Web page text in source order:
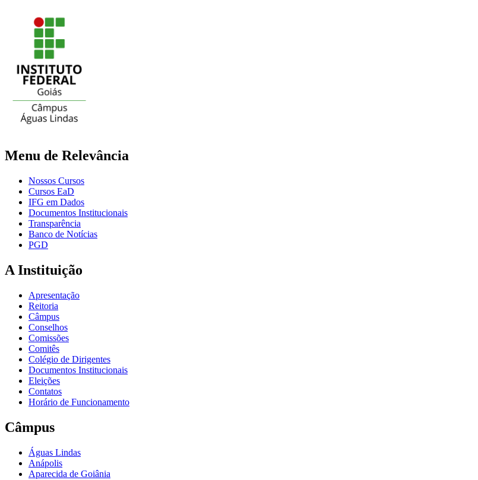
Menu de Relevância
Nossos Cursos
Cursos EaD
IFG em Dados
Documentos Institucionais
Transparência
Banco de Notícias
PGD
A Instituição
Apresentação
Reitoria
Câmpus
Conselhos
Comissões
Comitês
Colégio de Dirigentes
Documentos Institucionais
Eleições
Contatos
Horário de Funcionamento
Câmpus
Águas Lindas
Anápolis
Aparecida de Goiânia